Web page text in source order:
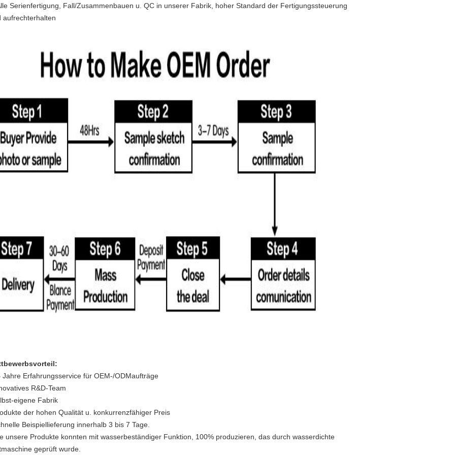
Serienfertigung, Fall/Zusammenbauen u. QC in unserer Fabrik, hoher Standard der Fertigungssteuerung
aufrechterhalten
Jahre Erfahrungsservice für OEM-/ODMaufträge
R&D-Team
eigene Fabrik
der hohen Qualität u. konkurrenzfähiger Preis
Beispiellieferung innerhalb 3 bis 7 Tage.
unsere Produkte konnten mit wasserbeständiger Funktion, 100% produzieren, das durch wasserdichte
geprüft wurde.